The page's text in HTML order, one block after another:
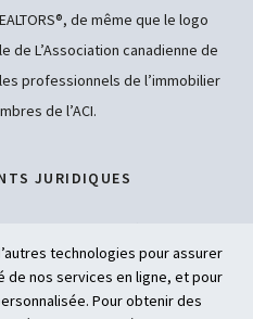
JURIDIQUES
de même que le logo
de L’Association canadienne de
professionnels de l’immobilier
de l’ACI.
technologies pour assurer
nos services en ligne, et pour
Pour obtenir des